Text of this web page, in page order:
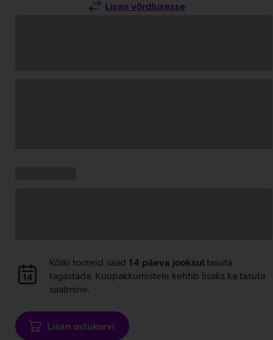
Lisan võrdlusesse
Andmete
laadimine
Kõiki tooteid saad 14 päeva jooksul tasuta
tagastada. Kuupakkumistele kehtib lisaks ka tasuta
saatmine.
Lisan ostukorvi